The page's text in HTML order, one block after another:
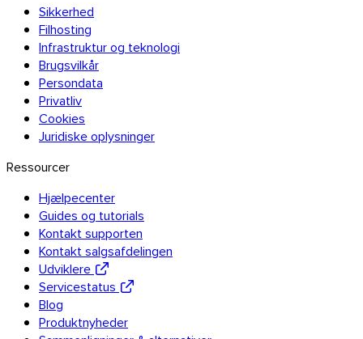
Thunderbird
TransferNow på alle dine enheder
Computer, mobil, browser og e-mail — overalt, gratis.
API-dokumentation
Prøv API’en
TransferNow API
Automatiser dine overførsler — gratis
prøveperiode.
Sikkerhed
Filhosting
Infrastruktur og teknologi
Brugsvilkår
Persondata
Privatliv
Cookies
Juridiske oplysninger
Ressourcer
Hjælpecenter
Guides og tutorials
Kontakt supporten
Kontakt salgsafdelingen
Udviklere
Servicestatus
Blog
Produktnyheder